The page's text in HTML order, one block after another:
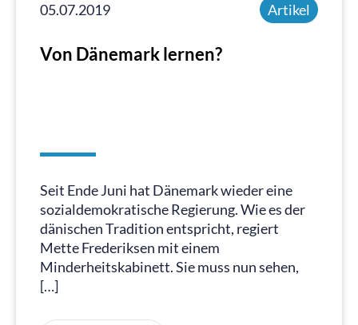
05.07.2019 Artikel
Von Dänemark lernen?
Seit Ende Juni hat Dänemark wieder eine
sozialdemokratische Regierung. Wie es der
dänischen Tradition entspricht, regiert
Mette Frederiksen mit einem
Minderheitskabinett. Sie muss nun sehen,
[…]